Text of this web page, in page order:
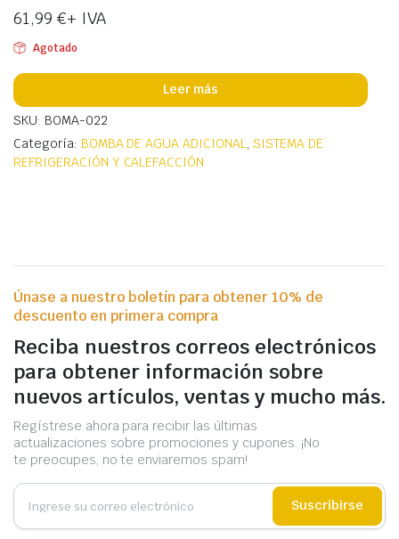
61,99 €+ IVA
Agotado
Leer más
SKU: BOMA-022
Categoría: BOMBA DE AGUA ADICIONAL, SISTEMA DE
REFRIGERACIÓN Y CALEFACCIÓN
Únase a nuestro boletín para obtener 10% de
descuento en primera compra
Reciba nuestros correos electrónicos
para obtener información sobre
nuevos artículos, ventas y mucho más.
Regístrese ahora para recibir las últimas
actualizaciones sobre promociones y cupones. ¡No
te preocupes, no te enviaremos spam!
Suscribirse